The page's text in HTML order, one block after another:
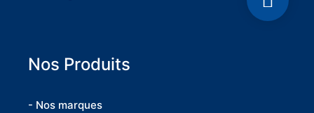
Nos Produits
- Nos marques